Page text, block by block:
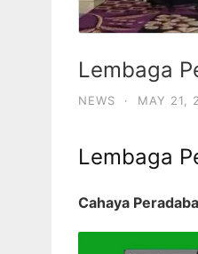
Lembaga
NEWS · MAY 21,
Lembaga
Cahaya